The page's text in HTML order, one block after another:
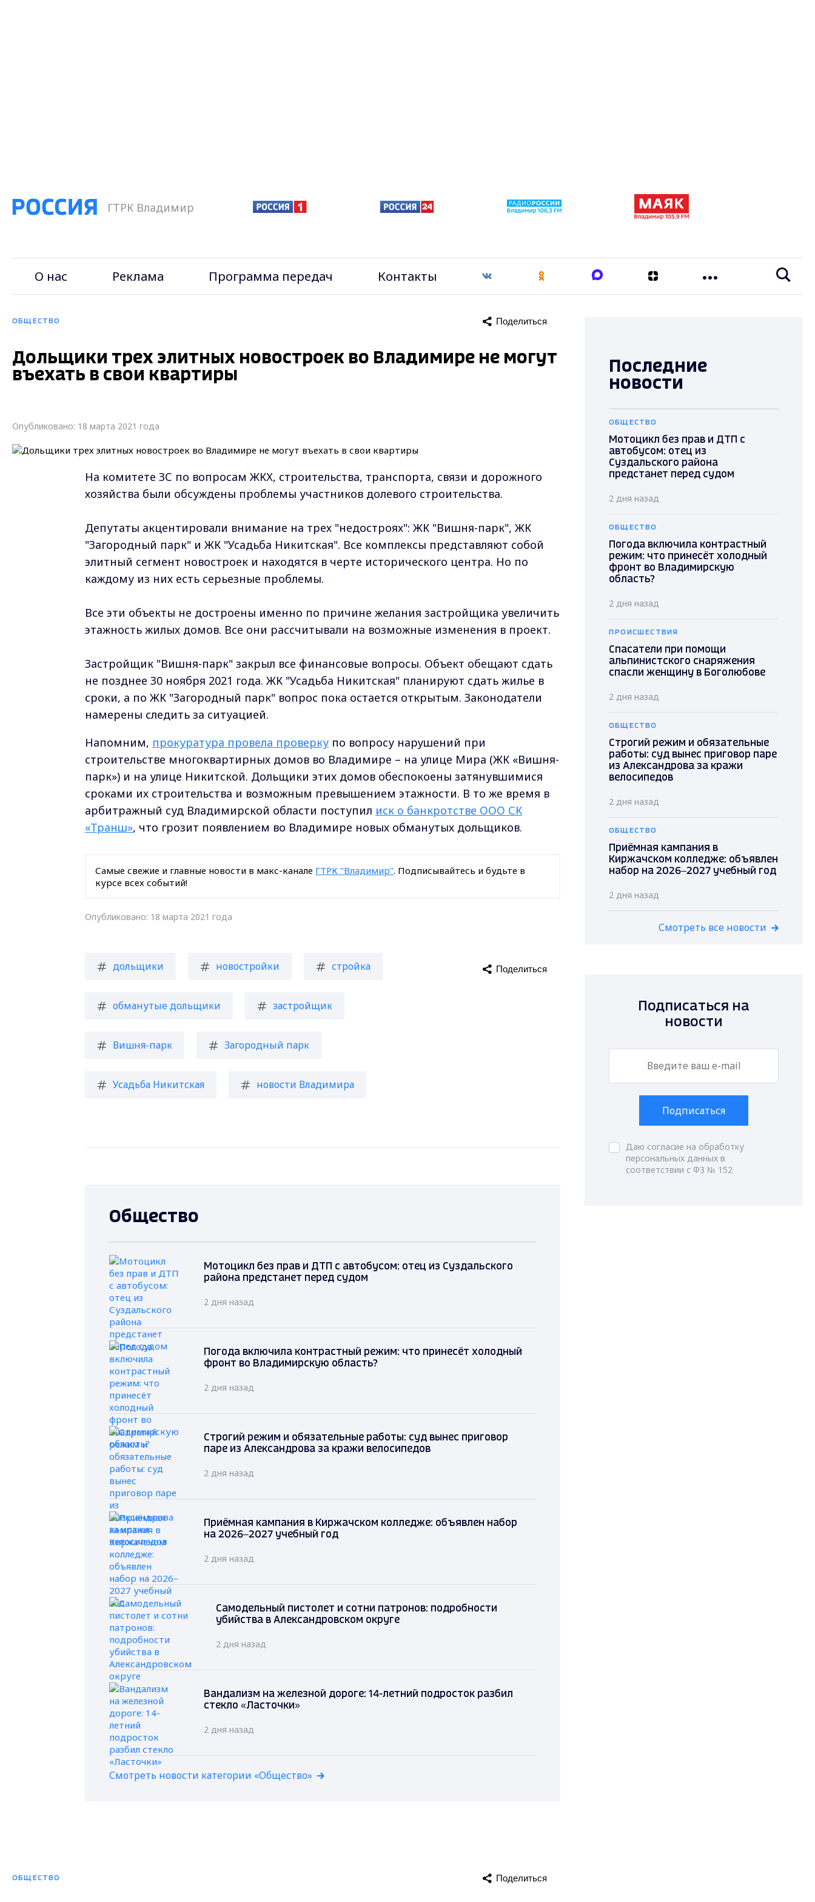
ГТРК Владимир
О нас Реклама Программа передач Контакты
ОБЩЕСТВО Поделиться
Дольщики трех элитных новостроек во Владимире не могут
въехать в свои квартиры
Опубликовано: 18 марта 2021 года
На комитете ЗС по вопросам ЖКХ, строительства, транспорта, связи и дорожного
хозяйства были обсуждены проблемы участников долевого строительства.
Депутаты акцентировали внимание на трех "недостроях": ЖК "Вишня-парк", ЖК
"Загородный парк" и ЖК "Усадьба Никитская". Все комплексы представляют собой
элитный сегмент новостроек и находятся в черте исторического центра. Но по
каждому из них есть серьезные проблемы.
Все эти объекты не достроены именно по причине желания застройщика увеличить
этажность жилых домов. Все они рассчитывали на возможные изменения в проект.
Застройщик "Вишня-парк" закрыл все финансовые вопросы. Объект обещают сдать
не позднее 30 ноября 2021 года. ЖК "Усадьба Никитская" планируют сдать жилье в
сроки, а по ЖК "Загородный парк" вопрос пока остается открытым. Законодатели
намерены следить за ситуацией.
Напомним, прокуратура провела проверку по вопросу нарушений при
строительстве многоквартирных домов во Владимире – на улице Мира (ЖК «Вишня-
парк») и на улице Никитской. Дольщики этих домов обеспокоены затянувшимися
сроками их строительства и возможным превышением этажности. В то же время в
арбитражный суд Владимирской области поступил иск о банкротстве ООО СК
«Транш», что грозит появлением во Владимире новых обманутых дольщиков.
Самые свежие и главные новости в макс-канале ГТРК "Владимир". Подписывайтесь и будьте в
курсе всех событий!
Опубликовано: 18 марта 2021 года
дольщики новостройки стройка
обманутые дольщики застройщик
Вишня-парк Загородный парк
Усадьба Никитская новости Владимира
Поделиться
Общество
Мотоцикл без прав и ДТП с автобусом: отец из Суздальского
района предстанет перед судом
2 дня назад
Погода включила контрастный режим: что принесёт холодный
фронт во Владимирскую область?
2 дня назад
Строгий режим и обязательные работы: суд вынес приговор
паре из Александрова за кражи велосипедов
2 дня назад
Приёмная кампания в Киржачском колледже: объявлен набор
на 2026–2027 учебный год
2 дня назад
Самодельный пистолет и сотни патронов: подробности
убийства в Александровском округе
2 дня назад
Вандализм на железной дороге: 14-летний подросток разбил
стекло «Ласточки»
2 дня назад
Смотреть новости категории «Общество»
ОБЩЕСТВО Поделиться
Последние
новости
ОБЩЕСТВО
Мотоцикл без прав и ДТП с
автобусом: отец из
Суздальского района
предстанет перед судом
2 дня назад
ОБЩЕСТВО
Погода включила контрастный
режим: что принесёт холодный
фронт во Владимирскую
область?
2 дня назад
ПРОИСШЕСТВИЯ
Спасатели при помощи
альпинистского снаряжения
спасли женщину в Боголюбове
2 дня назад
ОБЩЕСТВО
Строгий режим и обязательные
работы: суд вынес приговор паре
из Александрова за кражи
велосипедов
2 дня назад
ОБЩЕСТВО
Приёмная кампания в
Киржачском колледже: объявлен
набор на 2026–2027 учебный год
2 дня назад
Смотреть все новости
Подписаться на
новости
Подписаться
Даю согласие на обработку
персональных данных в
соответствии с ФЗ № 152